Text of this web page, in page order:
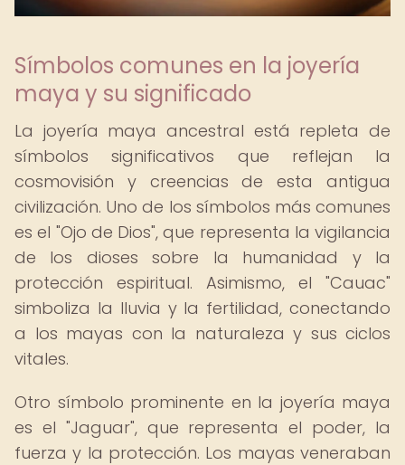
Símbolos comunes en la joyería
maya y su significado
La joyería maya ancestral está repleta de
símbolos significativos que reflejan la
cosmovisión y creencias de esta antigua
civilización. Uno de los símbolos más comunes
es el "Ojo de Dios", que representa la vigilancia
de los dioses sobre la humanidad y la
protección espiritual. Asimismo, el "Cauac"
simboliza la lluvia y la fertilidad, conectando
a los mayas con la naturaleza y sus ciclos
vitales.
Otro símbolo prominente en la joyería maya
es el "Jaguar", que representa el poder, la
fuerza y la protección. Los mayas veneraban